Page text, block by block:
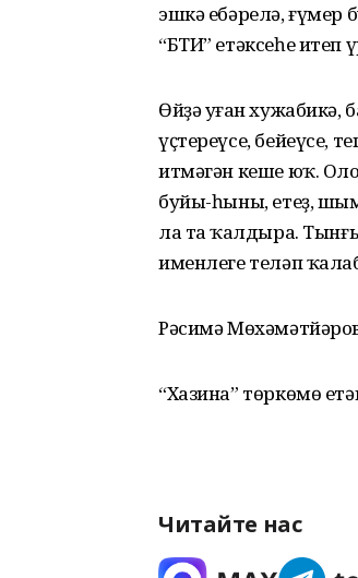
эшкә ебәрелә, ғүмер
“БТИ” етәксеһе итеп
Өйҙә уңған
үҫтереүсе, бейеүсе,
итмәгән кеше юҡ. Оло
буйы-һыны, етеҙ,
ла таң ҡалдыра.
именлеге теләп
Рәсимә
“Хазина” төркөмө
Читайте нас